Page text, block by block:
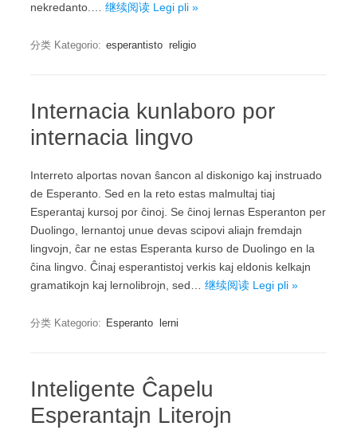
nekredanto.… 继续阅读 Legi pli »
分类 Kategorio: esperantisto religio
Internacia kunlaboro por
internacia lingvo
Interreto alportas novan ŝancon al diskonigo kaj instruado
de Esperanto. Sed en la reto estas malmultaj tiaj
Esperantaj kursoj por ĉinoj. Se ĉinoj lernas Esperanton per
Duolingo, lernantoj unue devas scipovi aliajn fremdajn
lingvojn, ĉar ne estas Esperanta kurso de Duolingo en la
ĉina lingvo. Ĉinaj esperantistoj verkis kaj eldonis kelkajn
gramatikojn kaj lernolibrojn, sed… 继续阅读 Legi pli »
分类 Kategorio: Esperanto lerni
Inteligente Ĉapelu
Esperantajn Literojn